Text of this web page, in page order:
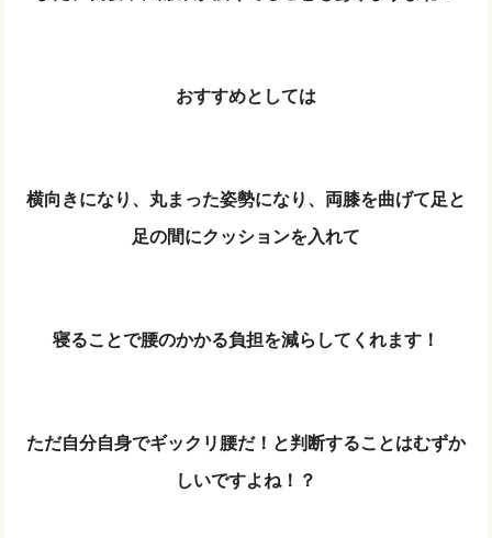
おすすめとしては
横向きになり、丸まった姿勢になり、両膝を曲げて足と
足の間にクッションを入れて
寝ることで腰のかかる負担を減らしてくれます！
ただ自分自身でギックリ腰だ！と判断することはむずか
しいですよね！？